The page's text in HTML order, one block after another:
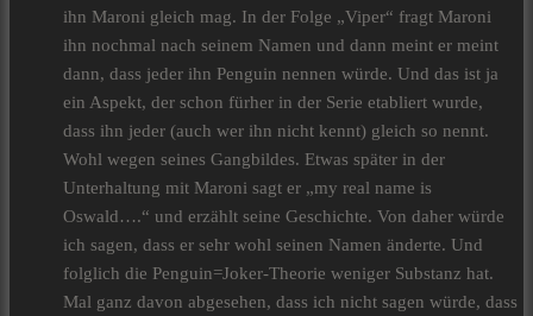
ihn Maroni gleich mag. In der Folge „Viper“ fragt Maroni
ihn nochmal nach seinem Namen und dann meint er meint
dann, dass jeder ihn Penguin nennen würde. Und das ist ja
ein Aspekt, der schon fürher in der Serie etabliert wurde,
dass ihn jeder (auch wer ihn nicht kennt) gleich so nennt.
Wohl wegen seines Gangbildes. Etwas später in der
Unterhaltung mit Maroni sagt er „my real name is
Oswald….“ und erzählt seine Geschichte. Von daher würde
ich sagen, dass er sehr wohl seinen Namen änderte. Und
folglich die Penguin=Joker-Theorie weniger Substanz hat.
Mal ganz davon abgesehen, dass ich nicht sagen würde, dass